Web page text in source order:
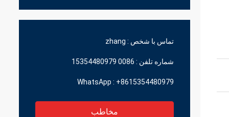
تماس با شخص : zhang
شماره تلفن : 0086 15354480979
WhatsApp : +8615354480979
مخاطب